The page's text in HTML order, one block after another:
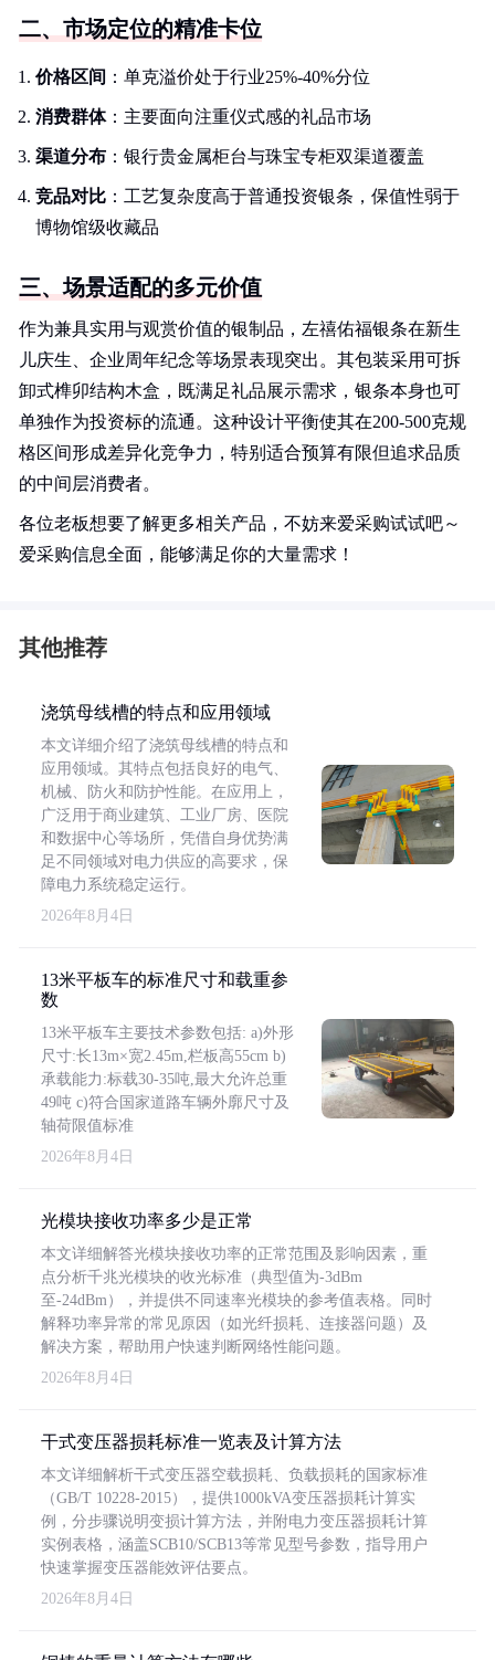
二、市场定位的精准卡位
价格区间 ：单克溢价处于行业25%-40%分位
消费群体：主要面向注重仪式感的礼品市场
渠道分布 ：银行贵金属柜台与珠宝专柜双渠道覆盖
竞品对比 ：工艺复杂度高于普通投资银条，保值性弱于
博物馆级收藏品
三、场景适配的多元价值
作为兼具实用与观赏价值的银制品，左禧佑福银条在新生
儿庆生、企业周年纪念等场景表现突出。其包装采用可拆
卸式榫卯结构木盒，既满足礼品展示需求，银条本身也可
单独作为投资标的流通。这种设计平衡使其在200-500克规
格区间形成差异化竞争力，特别适合预算有限但追求品质
的中间层消费者。
各位老板想要了解更多相关产品，不妨来爱采购试试吧～
爱采购信息全面，能够满足你的大量需求！
其他推荐
浇筑母线槽的特点和应用领域
本文详细介绍了浇筑母线槽的特点和
应用领域。其特点包括良好的电气、
机械、防火和防护性能。在应用上，
广泛用于商业建筑、工业厂房、医院
和数据中心等场所，凭借自身优势满
足不同领域对电力供应的高要求，保
障电力系统稳定运行。
2026年8月4日
13米平板车的标准尺寸和载重参
数
13米平板车主要技术参数包括: a)外形
尺寸:长13m×宽2.45m,栏板高55cm b)
承载能力:标载30-35吨,最大允许总重
49吨 c)符合国家道路车辆外廓尺寸及
轴荷限值标准
2026年8月4日
光模块接收功率多少是正常
本文详细解答光模块接收功率的正常范围及影响因素，重
点分析千兆光模块的收光标准（典型值为-3dBm
至-24dBm），并提供不同速率光模块的参考值表格。同时
解释功率异常的常见原因（如光纤损耗、连接器问题）及
解决方案，帮助用户快速判断网络性能问题。
2026年8月4日
干式变压器损耗标准一览表及计算方法
本文详细解析干式变压器空载损耗、负载损耗的国家标准
（GB/T 10228-2015），提供1000kVA变压器损耗计算实
例，分步骤说明变损计算方法，并附电力变压器损耗计算
实例表格，涵盖SCB10/SCB13等常见型号参数，指导用户
快速掌握变压器能效评估要点。
2026年8月4日